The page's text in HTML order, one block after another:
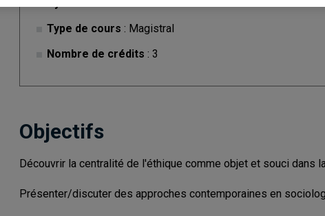
Type de cours : Magistral
Nombre de crédits : 3
Objectifs
Découvrir la centralité de l'éthique comme objet et souci dans
Présenter/discuter des approches contemporaines en